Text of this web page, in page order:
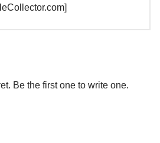
Be the first one to write one.